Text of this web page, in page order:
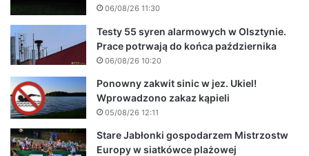
06/08/26 11:30
Testy 55 syren alarmowych w Olsztynie.
Prace potrwają do końca października
06/08/26 10:20
Ponowny zakwit sinic w jez. Ukiel!
Wprowadzono zakaz kąpieli
05/08/26 12:11
Stare Jabłonki gospodarzem Mistrzostw
Europy w siatkówce plażowej